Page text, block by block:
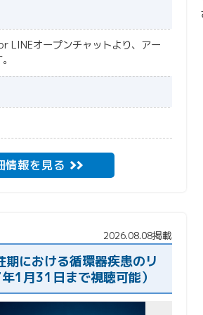
LINEオープンチャットより、アー
情報を見る
2026.08.08掲載
における循環器疾患のリ
1月31日まで視聴可能）